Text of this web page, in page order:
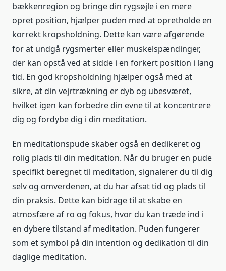
bækkenregion og bringe din rygsøjle i en mere
opret position, hjælper puden med at opretholde en
korrekt kropsholdning. Dette kan være afgørende
for at undgå rygsmerter eller muskelspændinger,
der kan opstå ved at sidde i en forkert position i lang
tid. En god kropsholdning hjælper også med at
sikre, at din vejrtrækning er dyb og ubesværet,
hvilket igen kan forbedre din evne til at koncentrere
dig og fordybe dig i din meditation.
En meditationspude skaber også en dedikeret og
rolig plads til din meditation. Når du bruger en pude
specifikt beregnet til meditation, signalerer du til dig
selv og omverdenen, at du har afsat tid og plads til
din praksis. Dette kan bidrage til at skabe en
atmosfære af ro og fokus, hvor du kan træde ind i
en dybere tilstand af meditation. Puden fungerer
som et symbol på din intention og dedikation til din
daglige meditation.